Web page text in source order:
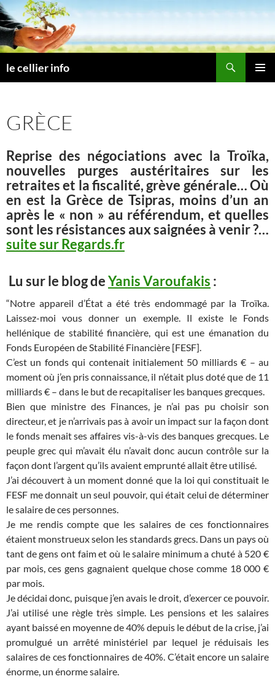
Aller
au
contenu
le cellier info
GRÈCE
Reprise des négociations avec la Troïka,
nouvelles purges austéritaires sur les
retraites et la fiscalité, grève générale… Où
en est la Grèce de Tsipras, moins d’un an
après le « non » au référendum, et quelles
sont les résistances aux saignées à venir ?…
suite sur Regards.fr
Lu sur le blog deYanis Varoufakis :
“Notre appareil d’État a été très endommagé par la Troïka.
Laissez-moi vous donner un exemple. Il existe le Fonds
hellénique de stabilité financière, qui est une émanation du
Fonds Européen de Stabilité Financière [FESF].
C’est un fonds qui contenait initialement 50 milliards € – au
moment où j’en pris connaissance, il n’était plus doté que de 11
milliards € – dans le but de recapitaliser les banques grecques.
Bien que ministre des Finances, je n’ai pas pu choisir son
directeur, et je n’arrivais pas à avoir un impact sur la façon dont
le fonds menait ses affaires vis-à-vis des banques grecques. Le
peuple grec qui m’avait élu n’avait donc aucun contrôle sur la
façon dont l’argent qu’ils avaient emprunté allait être utilisé.
J’ai découvert à un moment donné que la loi qui constituait le
FESF me donnait un seul pouvoir, qui était celui de déterminer
le salaire de ces personnes.
Je me rendis compte que les salaires de ces fonctionnaires
étaient monstrueux selon les standards grecs. Dans un pays où
tant de gens ont faim et où le salaire minimum a chuté à 520 €
par mois, ces gens gagnaient quelque chose comme 18 000 €
par mois.
Je décidai donc, puisque j’en avais le droit, d’exercer ce pouvoir.
J’ai utilisé une règle très simple. Les pensions et les salaires
ayant baissé en moyenne de 40% depuis le début de la crise, j’ai
promulgué un arrêté ministériel par lequel je réduisais les
salaires de ces fonctionnaires de 40%. C’était encore un salaire
énorme, un énorme salaire.